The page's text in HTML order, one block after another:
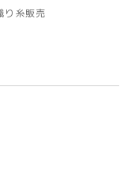
糸販売